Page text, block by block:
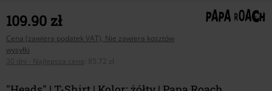
109.90 zł
Cena (zawiera podatek VAT), Nie zawiera kosztów
wysyłki
30 dni - Najlepsza cena
85.72 zł